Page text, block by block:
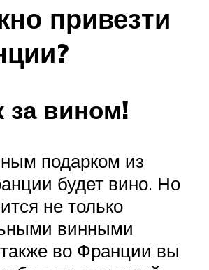
привезти
вином!
подарком из
будет вино. Но
не только
винными
во Франции вы